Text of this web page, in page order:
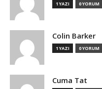
1 YAZI 0 YORUM
Colin Barker
1 YAZI 0 YORUM
Cuma Tat